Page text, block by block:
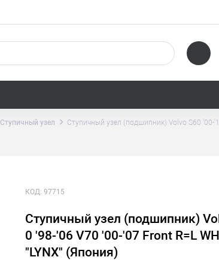
Ступичный узел
Ступичный узел (подшипник) Volvo S60 '00-
КОД: 97715
Ступичный узел (подшипник)
0 '98-'06 V70 '00-'07 Front R=L
"LYNX" (Япония)